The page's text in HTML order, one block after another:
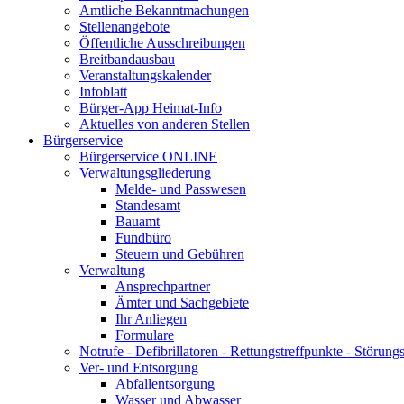
Amtliche Bekanntmachungen
Stellenangebote
Öffentliche Ausschreibungen
Breitbandausbau
Veranstaltungskalender
Infoblatt
Bürger-App Heimat-Info
Aktuelles von anderen Stellen
Bürgerservice
Bürgerservice ONLINE
Verwaltungsgliederung
Melde- und Passwesen
Standesamt
Bauamt
Fundbüro
Steuern und Gebühren
Verwaltung
Ansprechpartner
Ämter und Sachgebiete
Ihr Anliegen
Formulare
Notrufe - Defibrillatoren - Rettungstreffpunkte -
Ver- und Entsorgung
Abfallentsorgung
Wasser und Abwasser